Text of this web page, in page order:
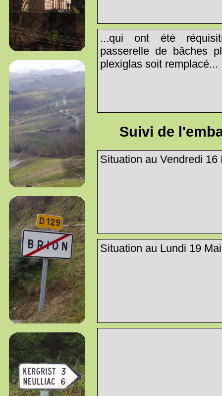
...qui ont été
passerelle de bâches
plexiglas soit remplacé...
Suivi de
Situation au Vendredi 16
Situation au Lundi 19